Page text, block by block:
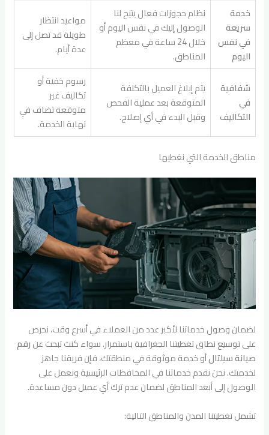
خدمة
سريعة
في نفس
اليوم
نظام حجوزات فعال يتيح لنا
الوصول إليك في نفس اليوم أو
خلال 24 ساعة في معظم
المناطق.
مواعيد انتظار
طويلة قد تصل إلى
عدة أيام.
شفافية
في
التكاليف
يتم إبلاغ العميل بالتكلفة
المتوقعة بعد عملية الفحص
وقبل البدء في أي إصلاح.
رسوم خفية أو
تكاليف غير
متوقعة تضاف في
نهاية الخدمة.
مناطق الخدمة التي نغطيها
لضمان وصول خدماتنا لأكبر عدد من العملاء في أسرع وقت، نحرص
على توسيع نطاق تغطيتنا الجغرافية باستمرار. سواء كنت تبحث عنرقم
صيانة سيلتالأو خدمة موثوقة في منطقتك، فإن فريقنا جاهز
لخدمتك. نحن نقدم خدماتنا في المحافظات الرئيسية ونعمل على
الوصول إلى أبعد المناطق لضمان عدم ترك أي عميل دون مساعدة.
تشمل تغطيتنا المدن والمناطق التالية: